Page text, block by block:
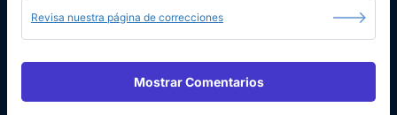
Revisa nuestra página de correcciones
Mostrar Comentarios